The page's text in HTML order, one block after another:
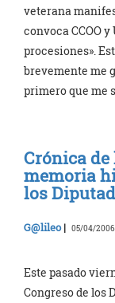
veterana
convoca CCOO
procesiones».
brevemente me
primero que me
Crónica de
memoria
los
G@lileo| 05/04/2006
Este pasado
Congreso de los